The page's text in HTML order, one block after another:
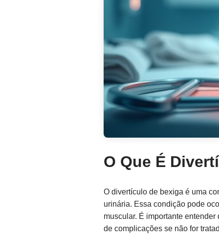
O Que É
O divertículo de bexiga é uma
urinária. Essa condição pode
muscular. É importante
de complicações se não for